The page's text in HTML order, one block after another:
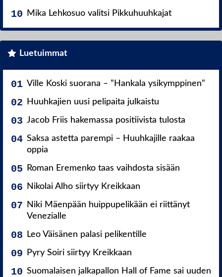
Mika Lehkosuo valitsi Pikkuhuuhkajat
Luetuimmat
Ville Koski suorana – ”Hankala ysikymppinen”
Huuhkajien uusi pelipaita julkaistu
Jacob Friis hakemassa positiivista tulosta
Saksa astetta parempi – Huuhkajille raakaa
oppia
Roman Eremenko taas vaihdosta sisään
Nikolai Alho siirtyy Kreikkaan
Niki Mäenpään huippupelikään ei riittänyt
Venezialle
Leo Väisänen palasi pelikentille
Pyry Soiri siirtyy Kreikkaan
Suomalaisen jalkapallon Hall of Fame sai uuden